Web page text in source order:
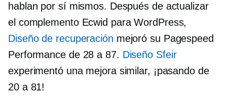
hablan por sí mismos. Después de actualizar
el complemento Ecwid para WordPress,
Diseño de recuperación mejoró su Pagespeed
Performance de 28 a 87. Diseño Sfeir
experimentó una mejora similar, ¡pasando de
20 a 81!